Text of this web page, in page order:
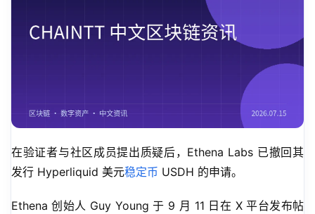
在验证者与社区成员提出质疑后，Ethena Labs 已撤回其
发行 Hyperliquid 美元稳定币 USDH 的申请。
Ethena 创始人 Guy Young 于 9 月 11 日在 X 平台发布帖